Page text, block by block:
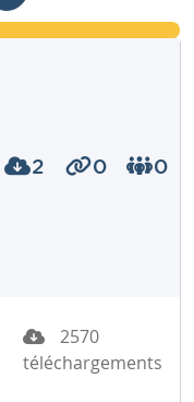
2 0 0
2570
téléchargements